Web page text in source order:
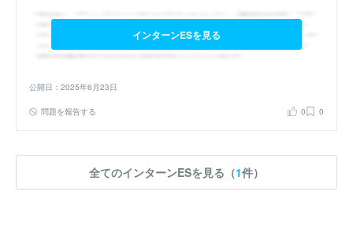
インターンESを見る
公開日：2025年6月23日
問題を報告する 0 0
全てのインターンESを見る（1件）